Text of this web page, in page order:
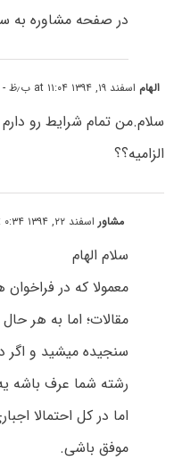
در صفحه مشاوره به
الهام اسفند ۱۹, ۱۳۹۴ at ۱۱:۰۴ ب٫ظ - Reply
سلام.من تمام شرایط رو دارم
الزامیه؟؟
مشاوراسفند ۲۲, ۱۳۹۴ at ۰:۳۴ ق٫ظ
سلام الهام
معمولا که در
مقالات؛ اما به هر
سنجیده میشید و اگر
رشته شما عرف باشه
اما در کل احتمالا
موفق باشی.